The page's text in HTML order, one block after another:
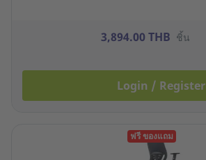
3,894.00 THB ชิ้น
Login / Register
ฟรี ของแถม